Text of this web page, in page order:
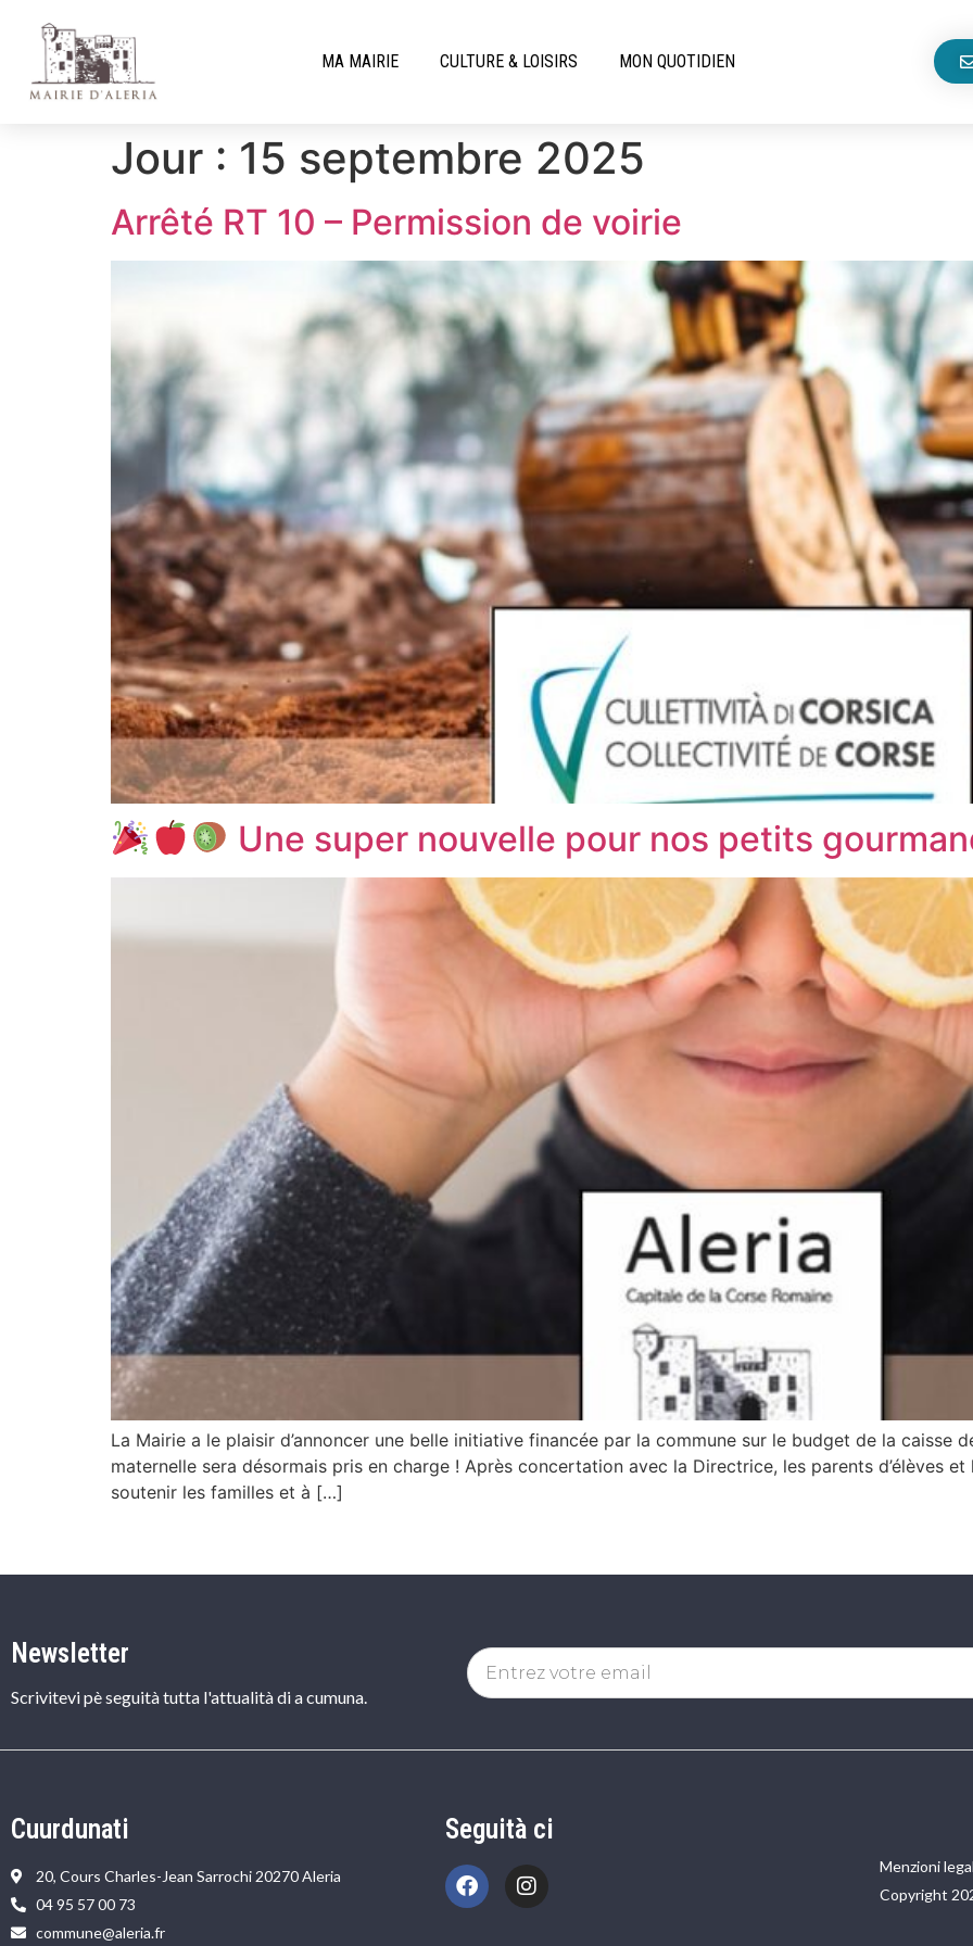
MA MAIRIE CULTURE & LOISIRS MON QUOTIDIEN
Jour : 15 septembre 2025
Arrêté RT 10 – Permission de voirie
Une super nouvelle pour nos petits
La Mairie a le plaisir d’annoncer une belle initiative financée par la commune sur le budget de la caisse
maternelle sera désormais pris en charge ! Après concertation avec la Directrice, les parents d’élèves
soutenir les familles et à […]
Newsletter
Scrivitevi pè seguità tutta l'attualità di a cumuna.
Cuurdunati
20, Cours Charles-Jean Sarrochi 20270 Aleria
04 95 57 00 73
commune@aleria.fr
Seguità ci
Menzioni
Copyright